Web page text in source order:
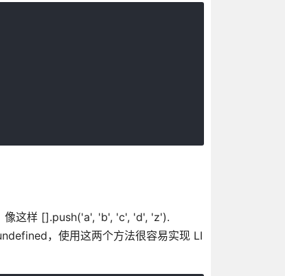
像这样 [].push('a', 'b', 'c', 'd', 'z').
，使用这两个方法很容易实现 LI